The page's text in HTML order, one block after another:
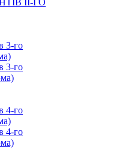
ІІ-ГО
3-го
3-го
4-го
4-го